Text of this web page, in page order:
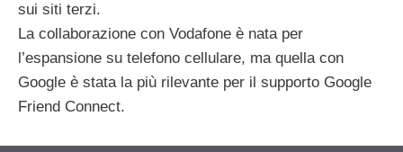
sui siti terzi.
La collaborazione con Vodafone è nata per
l’espansione su telefono cellulare, ma quella con
Google è stata la più rilevante per il supporto Google
Friend Connect.